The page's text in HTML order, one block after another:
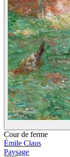
Cour de ferme
Émile Claus
Paysage